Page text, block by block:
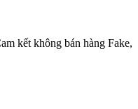
kết không bán hàng Fake,